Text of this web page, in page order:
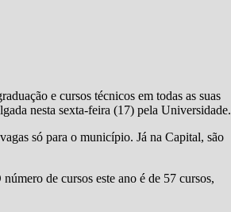
e cursos técnicos em todas as suas
nesta sexta-feira (17) pela Universidade.
só para o município. Já na Capital, são
de cursos este ano é de 57 cursos,